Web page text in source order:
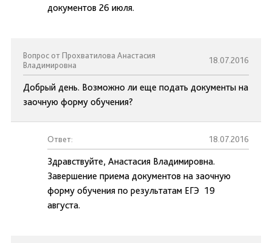
документов 26 июля.
Вопрос от Прохватилова Анастасия
Владимировна
18.07.2016
Добрый день. Возможно ли еще подать документы на
заочную форму обучения?
Ответ: 18.07.2016
Здравствуйте, Анастасия Владимировна.
Завершение приема документов на заочную
форму обучения по результатам ЕГЭ 19
августа.